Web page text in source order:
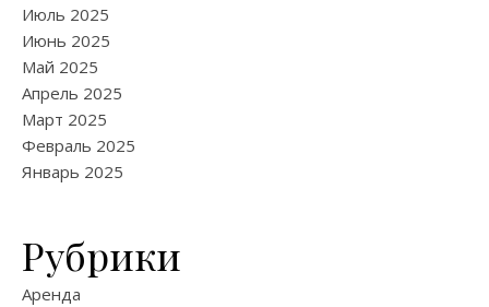
Июль 2025
Июнь 2025
Май 2025
Апрель 2025
Март 2025
Февраль 2025
Январь 2025
Рубрики
Аренда